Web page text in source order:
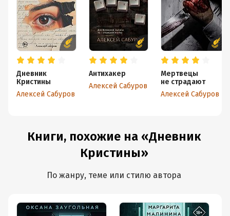
Дневник
Кристины
Алексей Сабуров
Антихакер
Алексей Сабуров
Мертвецы
не страдают
Алексей Сабуров
Книги, похожие на «Дневник
Кристины»
По жанру, теме или стилю автора